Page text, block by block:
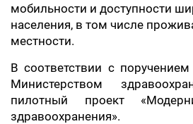
мобильности и доступности
населения, в том числе
местности.
В соответствии с поручением
Министерством
пилотный проект
здравоохранения».